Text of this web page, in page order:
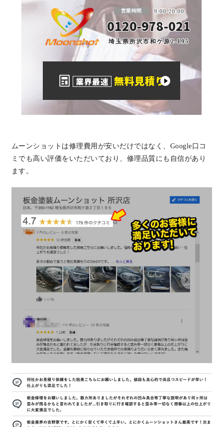
板金塗装と車の傷修理を格安で 東
営業時間 9:00-20:00
0120-978-021
埼玉県所沢市和ケ原2-195
業界最速 無料見積り
ムーンショットは修理費用が安いだけではなく、Google口コ
ミでも高い評価をいただいており、修理品質にも自信があり
ます。